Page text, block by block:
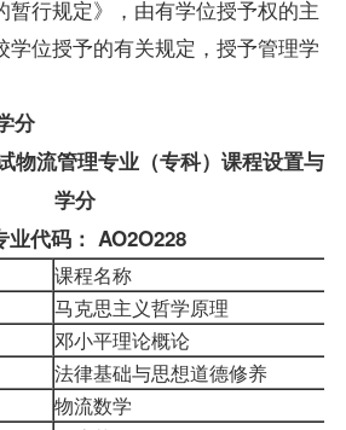
暂行规定》，由有学位授予权的主
学位授予的有关规定，授予管理学
分
物流管理专业（专科）课程设置与
学分
代码： AO2O228
课程名称
马克思主义哲学原理
邓小平理论概论
法律基础与思想道德修养
物流数学